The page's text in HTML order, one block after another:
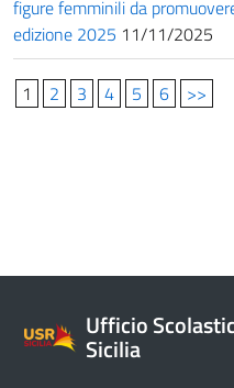
figure femminili da
edizione 2025 11/11/2025
1 2 3 4 5 6 >>
Ufficio
Sicilia